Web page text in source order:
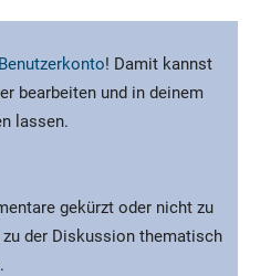
! Damit kannst
bearbeiten und in deinem
lassen.
gekürzt oder nicht zu
der Diskussion thematisch